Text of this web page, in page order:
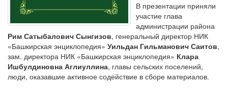
В презентации приняли
участие глава
администрации района
Рим Сатыбалович Сынгизов, генеральный директор НИК
«Башкирская энциклопедия» Уильдан Гильманович Саитов,
зам. директора НИК «Башкирская энциклопедия» Клара
Ишбулдиновна Аглиуллина, главы сельских поселений,
люди, оказавшие активное содействие в сборе материалов.